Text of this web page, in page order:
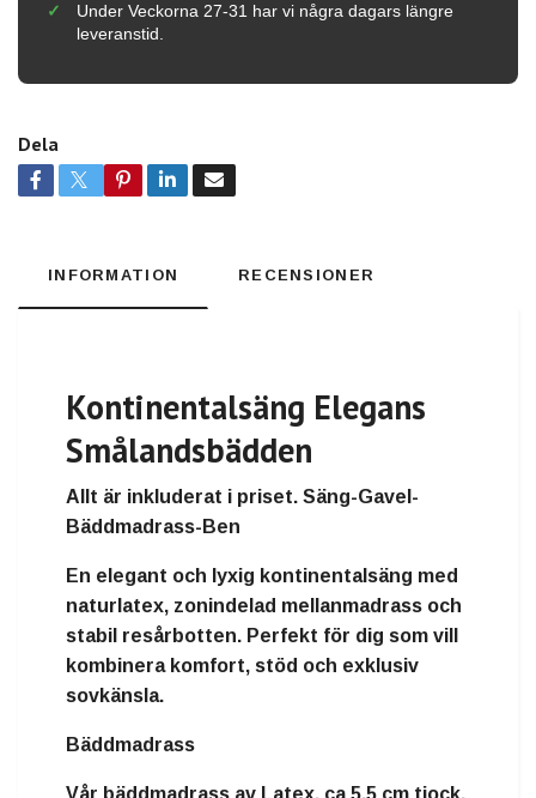
Under Veckorna 27-31 har vi några dagars längre
leveranstid.
Dela
INFORMATION RECENSIONER
Kontinentalsäng Elegans
Smålandsbädden
Allt är inkluderat i priset. Säng-Gavel-
Bäddmadrass-Ben
En elegant och lyxig kontinentalsäng med
naturlatex, zonindelad mellanmadrass och
stabil resårbotten. Perfekt för dig som vill
kombinera komfort, stöd och exklusiv
sovkänsla.
Bäddmadrass